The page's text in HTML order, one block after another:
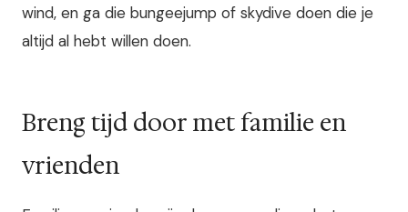
wind, en ga die bungeejump of skydive doen die je
altijd al hebt willen doen.
Breng tijd door met familie en
vrienden